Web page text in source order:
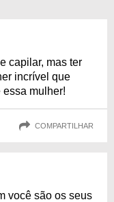
capilar, mas ter
incrível que
mulher!
COMPARTILHAR
você são os seus